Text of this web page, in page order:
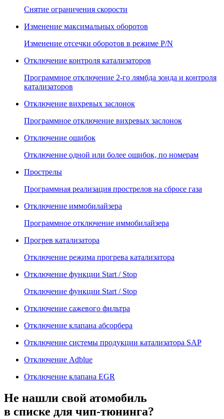
Снятие ограничения скорости
Изменение максимальных оборотов
Изменение отсечки оборотов в режиме P/N
Отключение контроля катализаторов
Программное отключение 2-го лямбда зонда и контроля
катализаторов
Отключение вихревых заслонок
Программное отключение вихревых заслонок
Отключение ошибок
Отключение одной или более ошибок, по номерам
Прострелы
Программная реализация прострелов на сбросе газа
Отключение иммобилайзера
Программное отключение иммобилайзера
Прогрев катализатора
Отключение режима прогрева катализатора
Отключение функции Start / Stop
Отключение функции Start / Stop
Отключение сажевого фильтра
Отключение клапана абсорбера
Отключение системы продукции катализатора SAP
Отключение Adblue
Отключение клапана EGR
Не нашли свой атомобиль
в списке для чип-тюнинга?